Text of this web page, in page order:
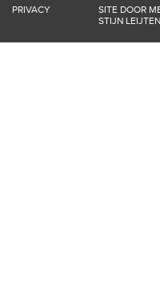
PRIVACY SITE DOOR
STIJN LEIJTEN